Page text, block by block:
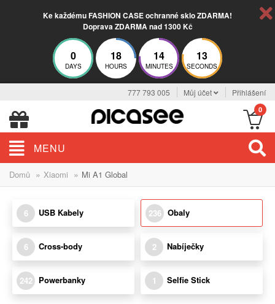
Ke každému FASHION CASE ochranné sklo ZDARMA!
Doprava ZDARMA nad 1300 Kč
0
DAYS
18
HOURS
14
MINUTES
12
SECONDS
777 793 005 Můj účet Přihlášení
0
MENU
Domů » Xiaomi » Mi A1 Global
6 USB Kabely 236 Obaly
6 Cross-body 2 Nabíječky
242 Powerbanky 1 Selfie Stick